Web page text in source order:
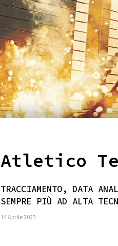
Atletico
TRACCIAMENTO, DATA
SEMPRE PIÙ AD ALTA
14 Aprile 2023